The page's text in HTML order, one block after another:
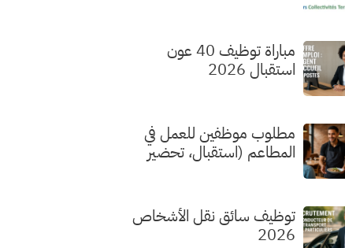
مباراة توظيف 40 عون
استقبال 2026
مطلوب موظفين للعمل في
المطاعم (استقبال، تحضير
توظيف سائق نقل الأشخاص
2026